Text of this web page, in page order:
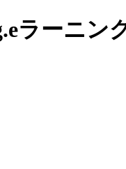
ラーニン